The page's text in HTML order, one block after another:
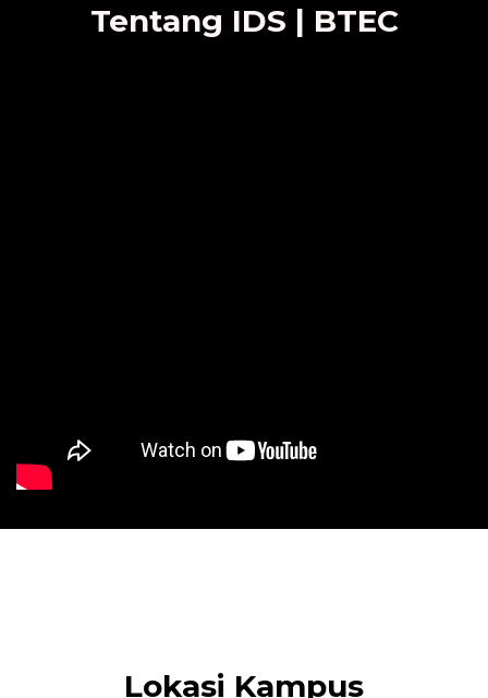
Tentang IDS | BTEC
Lokasi Kampus